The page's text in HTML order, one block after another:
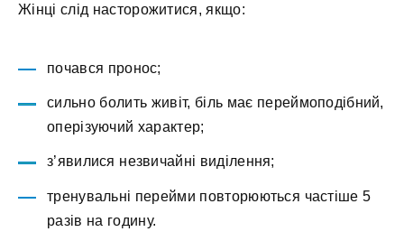
Жінці слід насторожитися, якщо:
почався пронос;
сильно болить живіт, біль має переймоподібний,
оперізуючий характер;
з’явилися незвичайні виділення;
тренувальні перейми повторюються частіше 5
разів на годину.